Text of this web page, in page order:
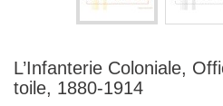
L’Infanterie Coloniale,
toile, 1880-1914